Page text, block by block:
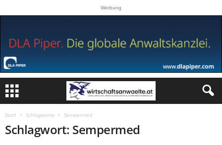
Werbung
Start Schlagworte Sempermed
Schlagwort: Sempermed